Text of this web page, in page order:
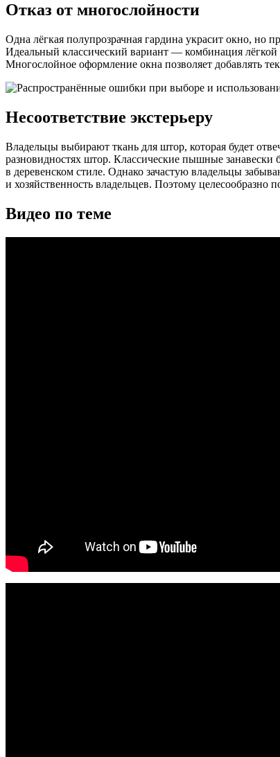
Отказ от многослойности
Одна лёгкая полупрозрачная гардина украсит окно, но
Идеальный классический вариант — комбинация
Многослойное оформление окна позволяет добавлять
Несоответствие экстерьеру
Владельцы выбирают ткань для штор, которая будет
разновидностях штор. Классические пышные занавески
в деревенском стиле. Однако зачастую владельцы
и хозяйственность владельцев. Поэтому целесообразно
Видео по теме